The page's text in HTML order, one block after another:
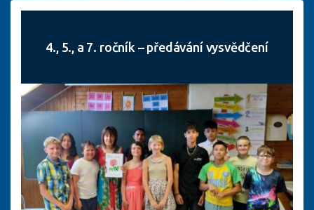
4., 5., a 7. ročník – předávání vysvědčení